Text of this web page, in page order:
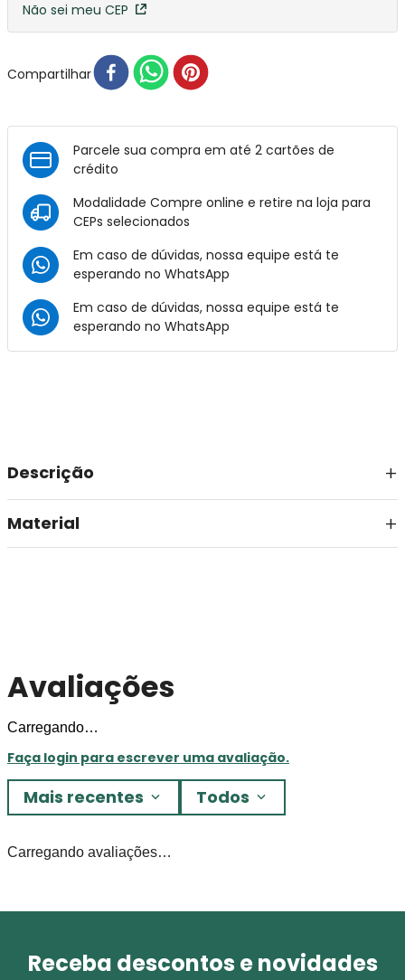
Não sei meu CEP
Compartilhar
Parcele sua compra em até 2 cartões de
crédito
Modalidade Compre online e retire na loja para
CEPs selecionados
Em caso de dúvidas, nossa equipe está te
esperando no WhatsApp
Em caso de dúvidas, nossa equipe está te
esperando no WhatsApp
Descrição
Material
Avaliações
Carregando…
Faça login para escrever uma avaliação.
Mais recentes Todos
Carregando avaliações…
Receba descontos e novidades